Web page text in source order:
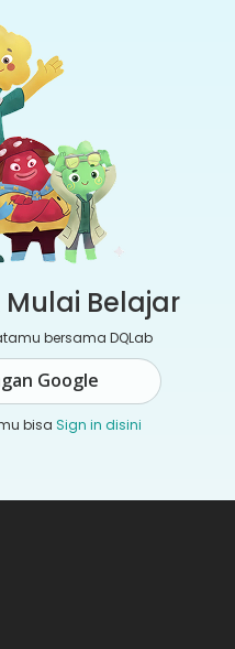
Belajar
bersama DQLab
Google
bisa Sign in disini